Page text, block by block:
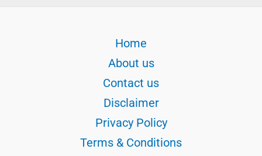
Home
About us
Contact us
Disclaimer
Privacy Policy
Terms & Conditions